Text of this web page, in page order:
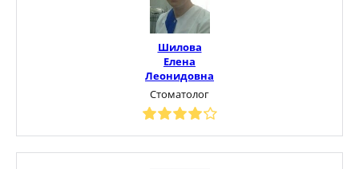
Шилова
Елена
Леонидовна
Стоматолог